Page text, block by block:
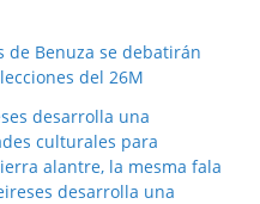
de Benuza se debatirán
del 26M
desarrolla una
culturales para
alantre, la mesma fala
desarrolla una